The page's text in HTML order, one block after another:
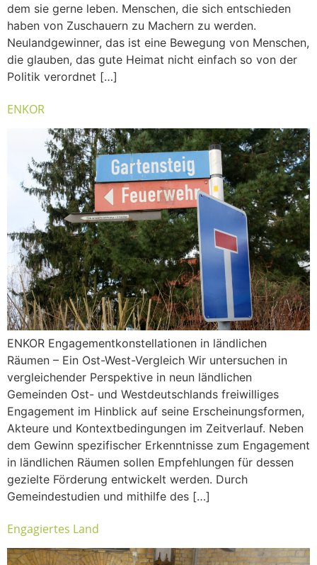
dem sie gerne leben. Menschen, die sich entschieden
haben von Zuschauern zu Machern zu werden.
Neulandgewinner, das ist eine Bewegung von Menschen,
die glauben, das gute Heimat nicht einfach so von der
Politik verordnet […]
ENKOR
ENKOR Engagementkonstellationen in ländlichen
Räumen – Ein Ost-West-Vergleich Wir untersuchen in
vergleichender Perspektive in neun ländlichen
Gemeinden Ost- und West­deutschlands freiwilliges
Engagement im Hinblick auf seine Erscheinungsformen,
Akteure und Kontextbedingungen im Zeitverlauf. Neben
dem Gewinn spezifischer Erkenntnisse zum Engagement
in ländlichen Räumen sollen Empfehlungen für dessen
gezielte Förderung entwickelt werden. Durch
Gemeindestudien und mithilfe des […]
Engagiertes Land